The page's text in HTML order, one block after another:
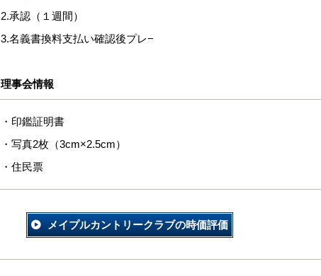
2.承認（１週間）
3.名義書換料支払い確認後プレ−
理事会情報
・印鑑証明書
・写真2枚（3cm×2.5cm）
・住民票
メイプルカントリークラブの時価評価